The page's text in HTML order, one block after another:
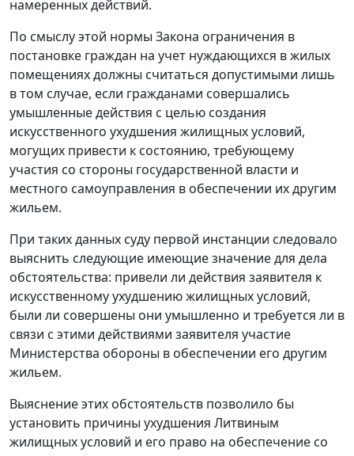
намеренных действий.
По смыслу этой нормы Закона ограничения в
постановке граждан на учет нуждающихся в жилых
помещениях должны считаться допустимыми лишь
в том случае, если гражданами совершались
умышленные действия с целью создания
искусственного ухудшения жилищных условий,
могущих привести к состоянию, требующему
участия со стороны государственной власти и
местного самоуправления в обеспечении их другим
жильем.
При таких данных суду первой инстанции следовало
выяснить следующие имеющие значение для дела
обстоятельства: привели ли действия заявителя к
искусственному ухудшению жилищных условий,
были ли совершены они умышленно и требуется ли в
связи с этими действиями заявителя участие
Министерства обороны в обеспечении его другим
жильем.
Выяснение этих обстоятельств позволило бы
установить причины ухудшения Литвиным
жилищных условий и его право на обеспечение со